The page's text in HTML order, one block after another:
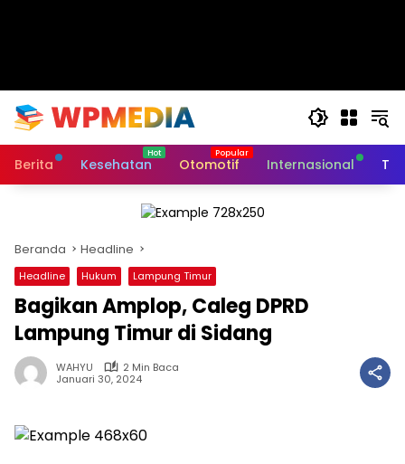
Berita Kesehatan Otomotif Internasional
Beranda Headline
Headline Hukum Lampung Timur
Bagikan Amplop, Caleg DPRD
Lampung Timur di Sidang
WAHYU
2 Min Baca
Januari 30, 2024